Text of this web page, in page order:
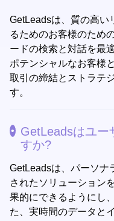
GetLeadsは、質の高い
るためのお客様のため
ードの検索と対話を最
ポテンシャルなお客様
取引の締結とストラテ
す。
GetLeadsはユー
すか?
GetLeadsは、パーソナ
されたソリューション
果的にできるようにし
た、実時間のデータと